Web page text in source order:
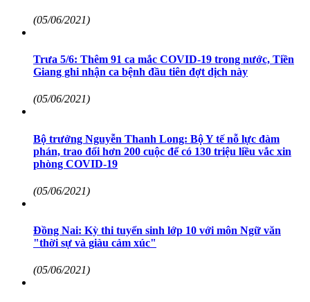
(05/06/2021)
Trưa 5/6: Thêm 91 ca mắc COVID-19 trong nước, Tiền
Giang ghi nhận ca bệnh đầu tiên đợt dịch này
(05/06/2021)
Bộ trưởng Nguyễn Thanh Long: Bộ Y tế nỗ lực đàm
phán, trao đổi hơn 200 cuộc để có 130 triệu liều vắc xin
phòng COVID-19
(05/06/2021)
Đồng Nai: Kỳ thi tuyển sinh lớp 10 với môn Ngữ văn
"thời sự và giàu cảm xúc"
(05/06/2021)